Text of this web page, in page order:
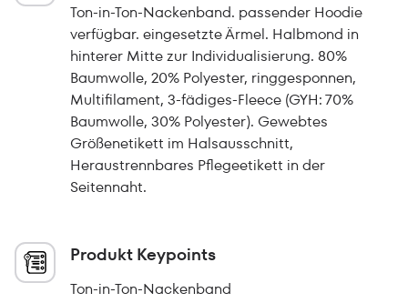
Ton-in-Ton-Nackenband. passender Hoodie
verfügbar. eingesetzte Ärmel. Halbmond in
hinterer Mitte zur Individualisierung. 80%
Baumwolle, 20% Polyester, ringgesponnen,
Multifilament, 3-fädiges-Fleece (GYH: 70%
Baumwolle, 30% Polyester). Gewebtes
Größenetikett im Halsausschnitt,
Heraustrennbares Pflegeetikett in der
Seitennaht.
Produkt Keypoints
Ton-in-Ton-Nackenband